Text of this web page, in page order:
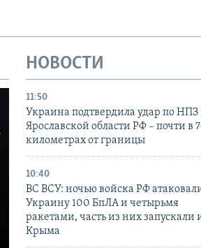
НОВОСТИ
11:50
Украина подтвердила удар по НПЗ
Ярославской области РФ – почти в
километрах от границы
10:40
ВС ВСУ: ночью войска РФ
Украину 100 БпЛА и четырьмя
ракетами, часть из них запускали
Крыма